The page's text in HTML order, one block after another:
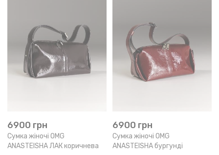
6900 грн
Сумка жіночі OMG
ANASTEISHA ЛАК коричнева
6900 грн
Сумка жіночі OMG
ANASTEISHA бургунді